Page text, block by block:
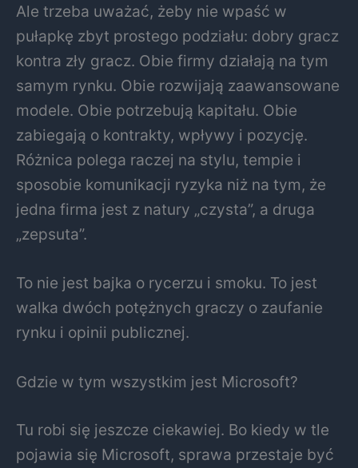
Ale trzeba uważać, żeby nie wpaść w
pułapkę zbyt prostego podziału: dobry gracz
kontra zły gracz. Obie firmy działają na tym
samym rynku. Obie rozwijają zaawansowane
modele. Obie potrzebują kapitału. Obie
zabiegają o kontrakty, wpływy i pozycję.
Różnica polega raczej na stylu, tempie i
sposobie komunikacji ryzyka niż na tym, że
jedna firma jest z natury „czysta”, a druga
„zepsuta”.
To nie jest bajka o rycerzu i smoku. To jest
walka dwóch potężnych graczy o zaufanie
rynku i opinii publicznej.
Gdzie w tym wszystkim jest Microsoft?
Tu robi się jeszcze ciekawiej. Bo kiedy w tle
pojawia się Microsoft, sprawa przestaje być